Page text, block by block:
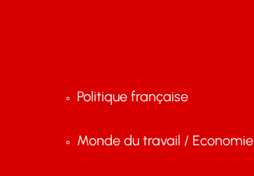
Politique française
Monde du travail / Economie